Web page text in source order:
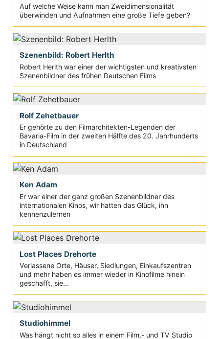
Auf welche Weise kann man Zweidimensionalität
überwinden und Aufnahmen eine große Tiefe geben?
Szenenbild: Robert Herlth
Robert Herlth war einer der wichtigsten und kreativsten
Szenenbildner des frühen Deutschen Films
Rolf Zehetbauer
Er gehörte zu den Filmarchitekten-Legenden der
Bavaria-Film in der zweiten Hälfte des 20. Jahrhunderts
in Deutschland
Ken Adam
Er war einer der ganz großen Szenenbildner des
internationalen Kinos, wir hatten das Glück, ihn
kennenzulernen
Lost Places Drehorte
Verlassene Orte, Häuser, Siedlungen, Einkaufszentren
und mehr haben es immer wieder in Kinofilme hinein
geschafft, sie...
Studiohimmel
Was hängt nicht so alles in einem Film,- und TV Studio